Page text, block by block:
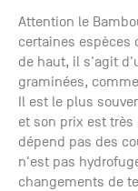
Attention le
certaines espèces
de haut, il s'agit
graminées,
Il est le plus
et son prix est
dépend pas des
n'est pas
changements de